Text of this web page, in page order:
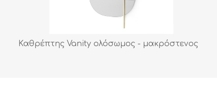
Καθρέπτης Vanity ολόσωμος - μακρόστενος